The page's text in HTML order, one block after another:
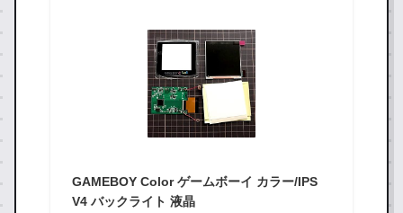
GAMEBOY Color ゲームボーイ カラー/IPS
V4 バックライト 液晶